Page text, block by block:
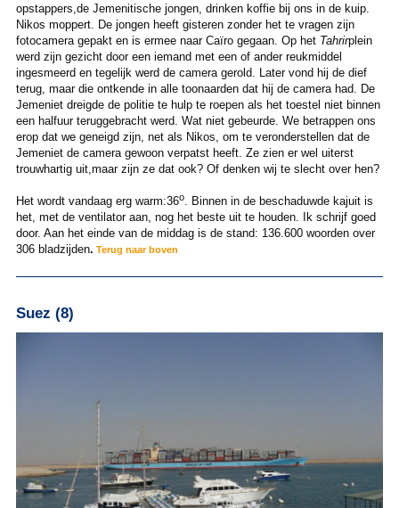
opstappers,de Jemenitische jongen, drinken koffie bij ons in de kuip.
Nikos moppert. De jongen heeft gisteren zonder het te vragen zijn
fotocamera gepakt en is ermee naar Caïro gegaan. Op het Tahrirplein
werd zijn gezicht door een iemand met een of ander reukmiddel
ingesmeerd en tegelijk werd de camera gerold. Later vond hij de dief
terug, maar die ontkende in alle toonaarden dat hij de camera had. De
Jemeniet dreigde de politie te hulp te roepen als het toestel niet binnen
een halfuur teruggebracht werd. Wat niet gebeurde. We betrappen ons
erop dat we geneigd zijn, net als Nikos, om te veronderstellen dat de
Jemeniet de camera gewoon verpatst heeft. Ze zien er wel uiterst
trouwhartig uit,maar zijn ze dat ook? Of denken wij te slecht over hen?
Het wordt vandaag erg warm:36o. Binnen in de beschaduwde kajuit is
het, met de ventilator aan, nog het beste uit te houden. Ik schrijf goed
door. Aan het einde van de middag is de stand: 136.600 woorden over
306 bladzijden. Terug naar boven
Suez (8)